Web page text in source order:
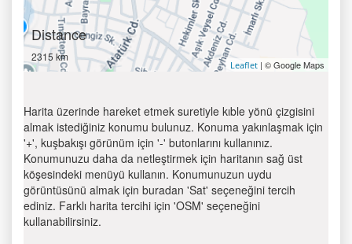
Distance
2315 km
Leaflet | © Google Maps
Harita üzerinde hareket etmek suretiyle kıble yönü çizgisini
almak istediğiniz konumu bulunuz. Konuma yakınlaşmak için
'+', kuşbakışı görünüm için '-' butonlarını kullanınız.
Konumunuzu daha da netleştirmek için haritanın sağ üst
köşesindeki menüyü kullanın. Konumunuzun uydu
görüntüsünü almak için buradan 'Sat' seçeneğini tercih
ediniz. Farklı harita tercihi için 'OSM' seçeneğini
kullanabilirsiniz.